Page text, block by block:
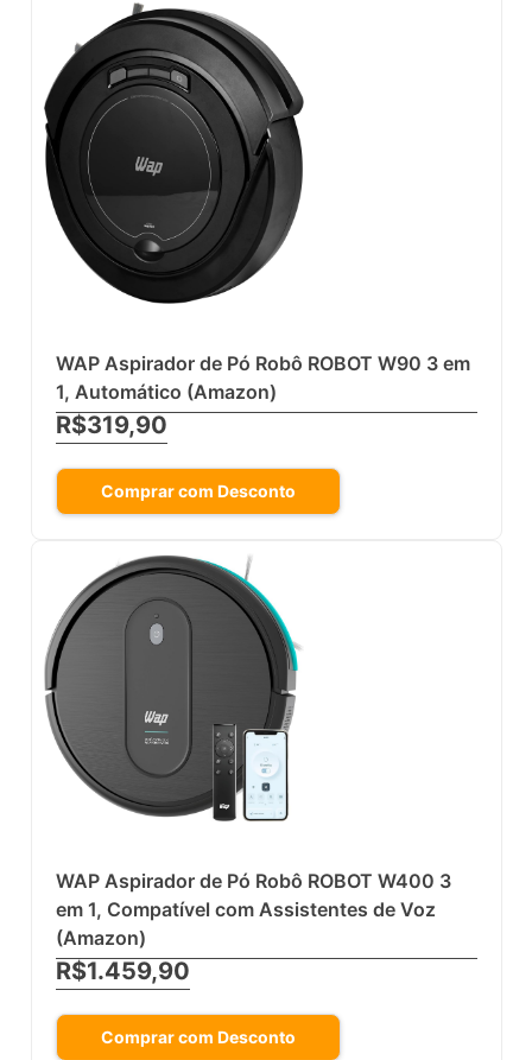
WAP Aspirador de Pó Robô ROBOT W90 3 em
1, Automático (Amazon)
R$319,90
Comprar com Desconto
WAP Aspirador de Pó Robô ROBOT W400 3
em 1, Compatível com Assistentes de Voz
(Amazon)
R$1.459,90
Comprar com Desconto